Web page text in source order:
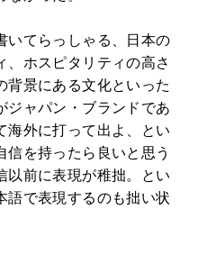
いてらっしゃる、日本の
、ホスピタリティの高さ
背景にある文化といった
ジャパン・ブランドであ
海外に打って出よ、とい
信を持ったら良いと思う
以前に表現が稚拙。とい
語で表現するのも拙い状